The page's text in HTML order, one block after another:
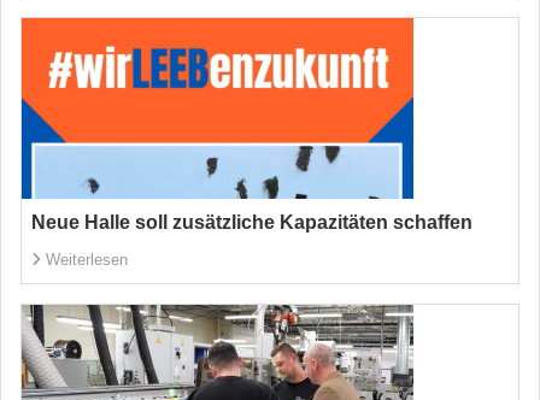
Neue Halle soll zusätzliche Kapazitäten schaffen
Weiterlesen